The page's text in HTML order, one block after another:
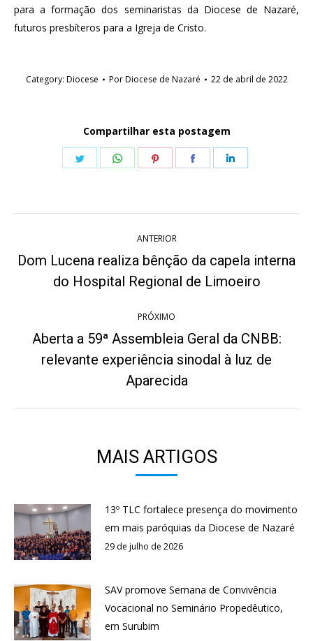
para a formação dos seminaristas da Diocese de Nazaré,
futuros presbíteros para a Igreja de Cristo.
Category: Diocese PorDiocese de Nazaré 22 de abril de 2022
Compartilhar esta postagem
Share
Share
Share
Share
de
post:
ANTERIOR
Post
anterior:
Dom Lucena realiza bênção da capela interna
do Hospital Regional de Limoeiro
PRÓXIMO
Próximo
post:
Aberta a 59ª Assembleia Geral da CNBB:
relevante experiência sinodal à luz de
Aparecida
MAIS ARTIGOS
13º TLC fortalece presença do movimento
em mais paróquias da Diocese de Nazaré
29 de julho de 2026
SAV promove Semana de Convivência
Vocacional no Seminário Propedêutico,
em Surubim